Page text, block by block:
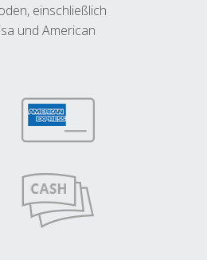
einschließlich
und American